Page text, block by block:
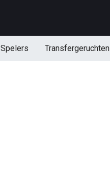
Spelers Transfergeruchten